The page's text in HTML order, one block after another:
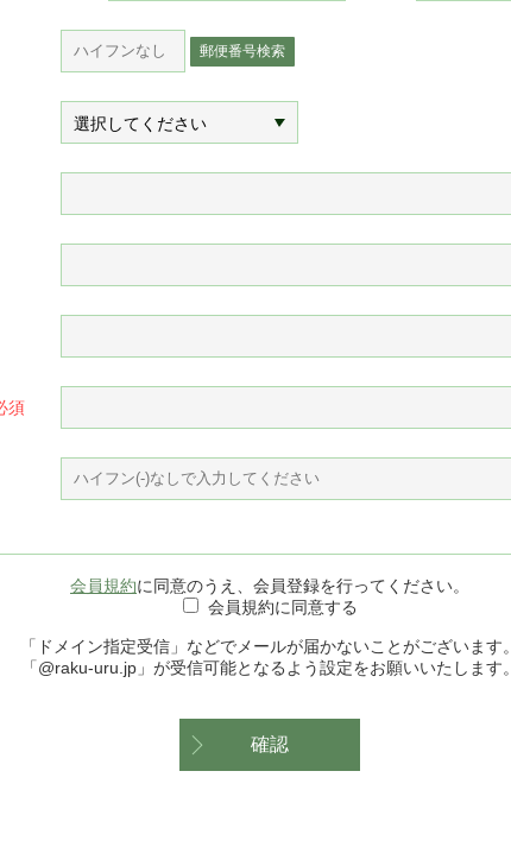
郵便番号検索
会員規約に同意のうえ、会員登録を行ってください。
会員規約に同意する
「ドメイン指定受信」などでメールが届かないことがございます。
「@raku-uru.jp」が受信可能となるよう設定をお願いいたします。
確認